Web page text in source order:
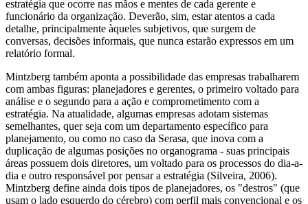
estratégia que ocorre nas mãos e mentes de cada gerente e
funcionário da organização. Deverão, sim, estar atentos a cada
detalhe, principalmente àqueles subjetivos, que surgem de
conversas, decisões informais, que nunca estarão expressos em um
relatório formal.
Mintzberg também aponta a possibilidade das empresas trabalharem
com ambas figuras: planejadores e gerentes, o primeiro voltado para
análise e o segundo para a ação e comprometimento com a
estratégia. Na atualidade, algumas empresas adotam sistemas
semelhantes, quer seja com um departamento específico para
planejamento, ou como no caso da Serasa, que inova com a
duplicação de algumas posições no organograma - suas principais
áreas possuem dois diretores, um voltado para os processos do dia-a-
dia e outro responsável por pensar a estratégia (Silveira, 2006).
Mintzberg define ainda dois tipos de planejadores, os "destros" (que
usam o lado esquerdo do cérebro) com perfil mais convencional e os